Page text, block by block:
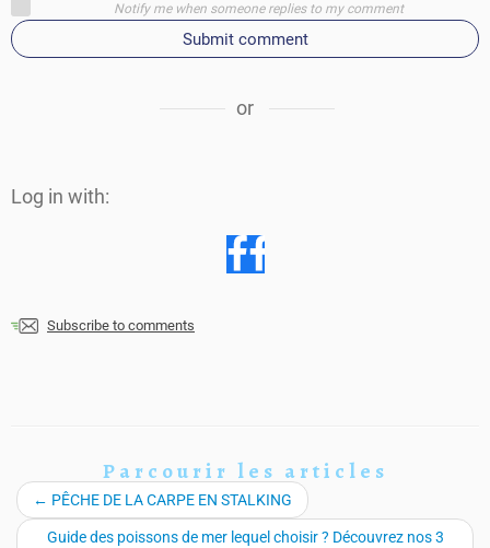
Notify me when someone replies to my comment
Submit comment
or
Log in with:
Subscribe to comments
Parcourir les articles
← PÊCHE DE LA CARPE EN STALKING
Guide des poissons de mer lequel choisir ? Découvrez nos 3